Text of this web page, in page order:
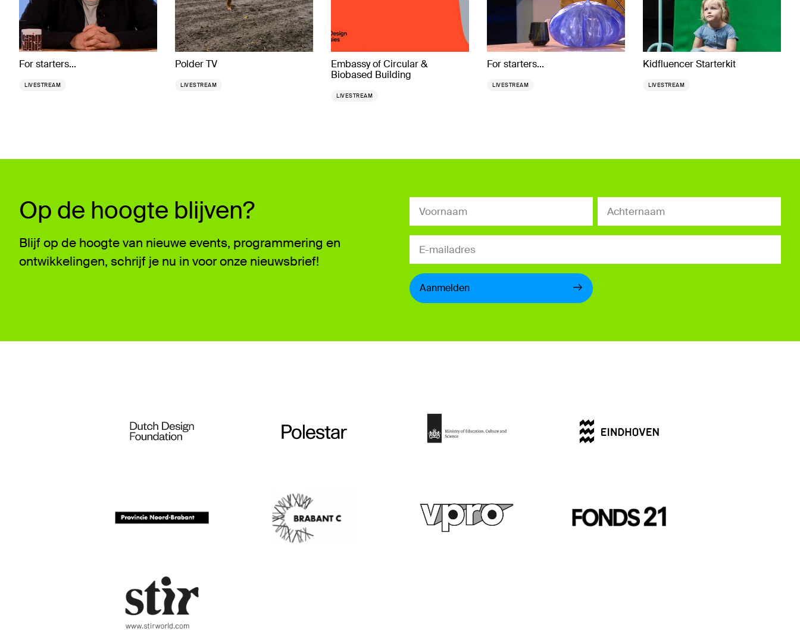
For starters...
LIVESTREAM
Polder TV
LIVESTREAM
Embassy of Circular &
Biobased Building
LIVESTREAM
For starters...
LIVESTREAM
Kidfluencer Starterkit
LIVESTREAM
Op de hoogte blijven?
Blijf op de hoogte van nieuwe events, programmering en
ontwikkelingen, schrijf je nu in voor onze nieuwsbrief!
Aanmelden